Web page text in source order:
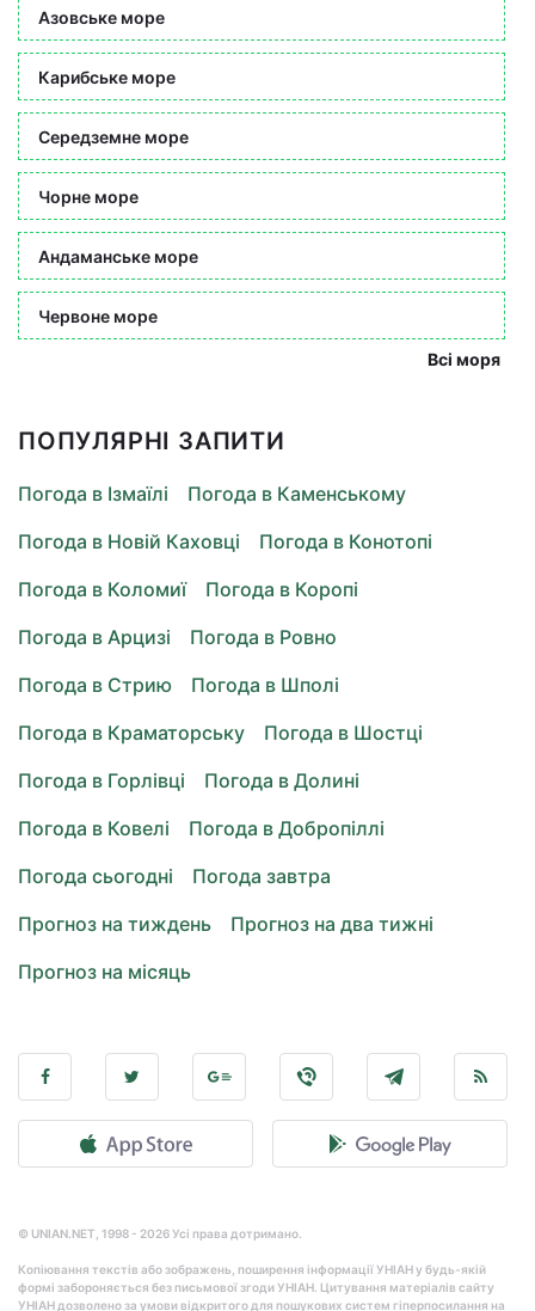
Азовське море
Карибське море
Середземне море
Чорне море
Андаманське море
Червоне море
Всі моря
ПОПУЛЯРНІ ЗАПИТИ
Погода в Ізмаїлі
Погода в Каменському
Погода в Новій Каховці
Погода в Конотопі
Погода в Коломиї
Погода в Коропі
Погода в Арцизі
Погода в Ровно
Погода в Стрию
Погода в Шполі
Погода в Краматорську
Погода в Шостці
Погода в Горлівці
Погода в Долині
Погода в Ковелі
Погода в Добропіллі
Погода сьогодні
Погода завтра
Прогноз на тиждень
Прогноз на два тижні
Прогноз на місяць
© UNIAN.NET, 1998 - 2026 Усі права дотримано.
Копіювання текстів або зображень, поширення інформації УНІАН у будь-якій
формі забороняється без письмової згоди УНІАН. Цитування матеріалів сайту
УНІАН дозволено за умови відкритого для пошукових систем гіперпосилання на